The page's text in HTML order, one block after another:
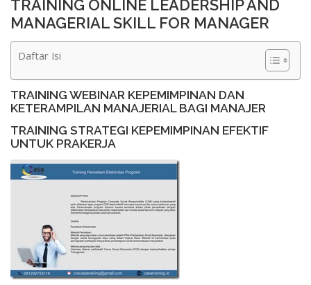
TRAINING ONLINE LEADERSHIP AND
MANAGERIAL SKILL FOR MANAGER
Daftar Isi
TRAINING WEBINAR KEPEMIMPINAN DAN
KETERAMPILAN MANAJERIAL BAGI MANAJER
TRAINING STRATEGI KEPEMIMPINAN EFEKTIF
UNTUK PRAKERJA